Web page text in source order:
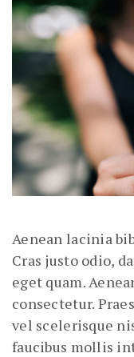
Aenean lacinia
Cras justo odio,
eget quam.
consectetur.
vel scelerisque
faucibus mollis